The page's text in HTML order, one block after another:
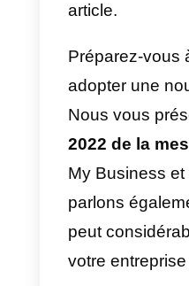
Lorsqu’un
rechercher
entreprise,
Business.
veulent
mais
les
messages